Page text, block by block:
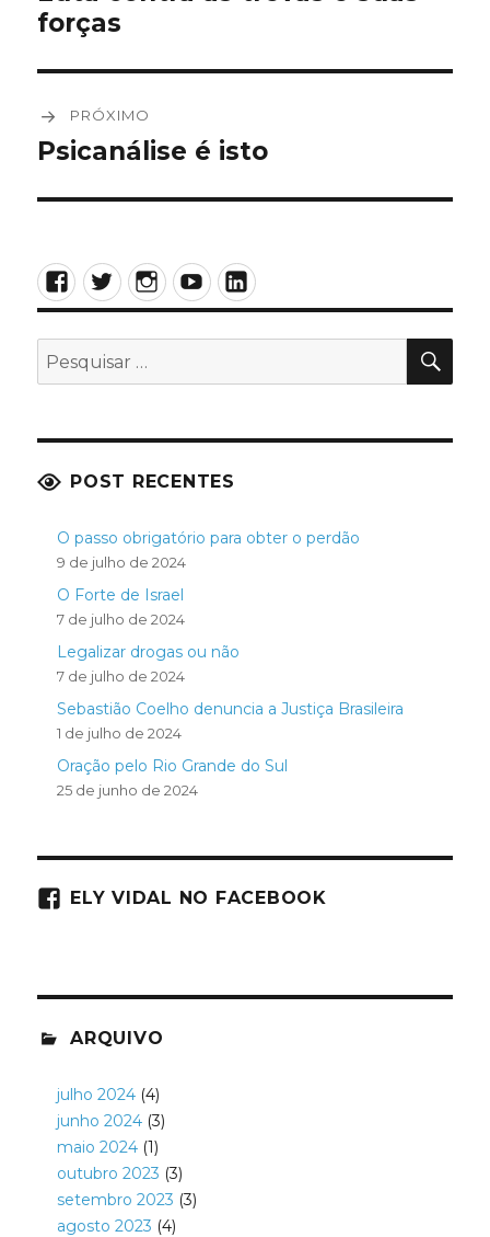
Post
anterior:
forças
PRÓXIMO
Próximo
Psicanálise é isto
Facebook
TwitterInstagram
YouTubeLinkedIn
Pesquisar
POST RECENTES
O passo obrigatório para obter o perdão
9 de julho de 2024
O Forte de Israel
7 de julho de 2024
Legalizar drogas ou não
7 de julho de 2024
Sebastião Coelho denuncia a Justiça Brasileira
1 de julho de 2024
Oração pelo Rio Grande do Sul
25 de junho de 2024
ELY VIDAL NO FACEBOOK
ARQUIVO
julho 2024(4)
junho 2024(3)
maio 2024(1)
outubro 2023 (3)
setembro 2023 (3)
agosto 2023 (4)